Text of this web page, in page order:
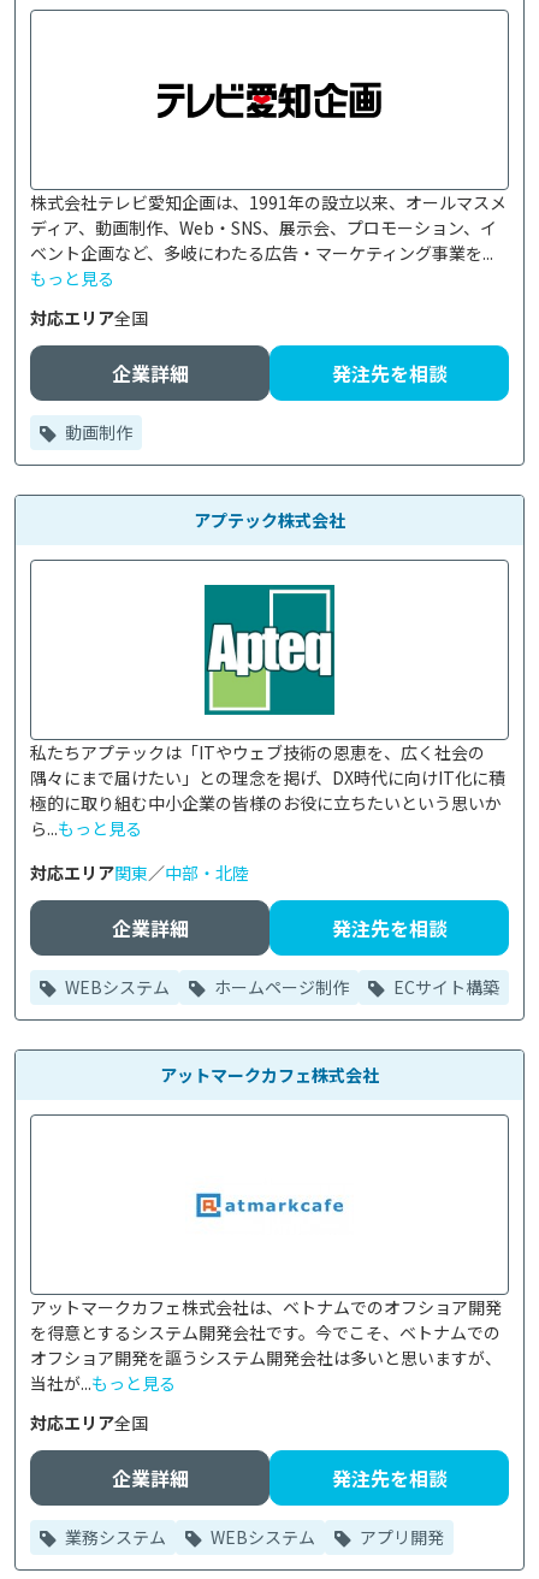
株式会社テレビ愛知企画は、1991年の設立以来、オールマスメ
ディア、動画制作、Web・SNS、展示会、プロモーション、イ
ベント企画など、多岐にわたる広告・マーケティング事業を...
もっと見る
対応エリア全国
企業詳細 発注先を相談
動画制作
アプテック株式会社
私たちアプテックは「ITやウェブ技術の恩恵を、広く社会の
隅々にまで届けたい」との理念を掲げ、DX時代に向けIT化に積
極的に取り組む中小企業の皆様のお役に立ちたいという思いか
ら...もっと見る
対応エリア関東／中部・北陸
企業詳細 発注先を相談
WEBシステム ホームページ制作 ECサイト構築
アットマークカフェ株式会社
アットマークカフェ株式会社は、ベトナムでのオフショア開発
を得意とするシステム開発会社です。今でこそ、ベトナムでの
オフショア開発を謳うシステム開発会社は多いと思いますが、
当社が...もっと見る
対応エリア全国
企業詳細 発注先を相談
業務システム WEBシステム アプリ開発